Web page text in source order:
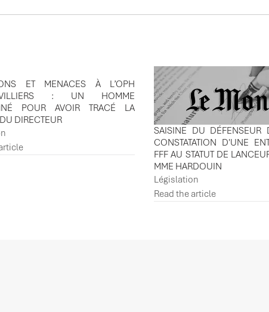
ET MENACES À L’OPH
: UN HOMME
POUR AVOIR TRACÉ LA
DIRECTEUR
SAISINE DU DÉFENSEUR
CONSTATATION D'UNE
FFF AU STATUT DE
MME HARDOUIN
Législation
Read the article